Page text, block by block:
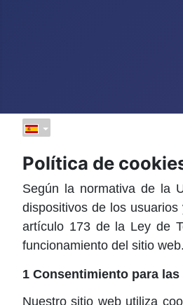
Política de
Según la normativa de la
dispositivos de los
artículo 173 de la Ley de
funcionamiento del sitio
1 Consentimiento para
Nuestro sitio web utiliza